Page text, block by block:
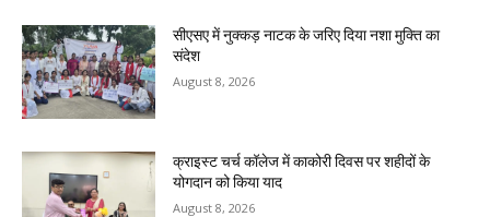
सीएसए में नुक्कड़ नाटक के जरिए दिया नशा मुक्ति का
संदेश
August 8, 2026
क्राइस्ट चर्च कॉलेज में काकोरी दिवस पर शहीदों के
योगदान को किया याद
August 8, 2026